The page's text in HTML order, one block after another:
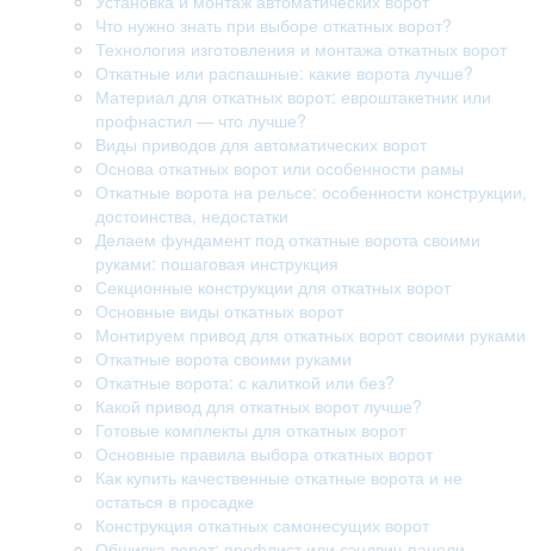
Что нужно знать при выборе откатных ворот?
Технология изготовления и монтажа откатных ворот
Откатные или распашные: какие ворота лучше?
Материал для откатных ворот: евроштакетник или
профнастил — что лучше?
Виды приводов для автоматических ворот
Основа откатных ворот или особенности рамы
Откатные ворота на рельсе: особенности конструкции,
достоинства, недостатки
Делаем фундамент под откатные ворота своими
руками: пошаговая инструкция
Секционные конструкции для откатных ворот
Основные виды откатных ворот
Монтируем привод для откатных ворот своими руками
Откатные ворота своими руками
Откатные ворота: с калиткой или без?
Какой привод для откатных ворот лучше?
Готовые комплекты для откатных ворот
Основные правила выбора откатных ворот
Как купить качественные откатные ворота и не
остаться в просадке
Конструкция откатных самонесущих ворот